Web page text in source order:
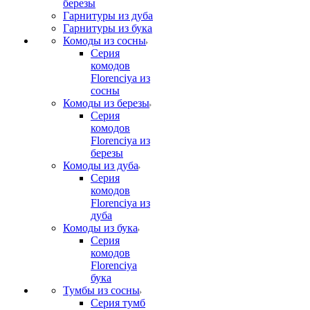
березы
Гарнитуры из дуба
Гарнитуры из бука
Комоды из сосны
Серия
комодов
Florenciya из
сосны
Комоды из березы
Серия
комодов
Florenciya из
березы
Комоды из дуба
Серия
комодов
Florenciya из
дуба
Комоды из бука
Серия
комодов
Florenciya
бука
Тумбы из сосны
Серия тумб